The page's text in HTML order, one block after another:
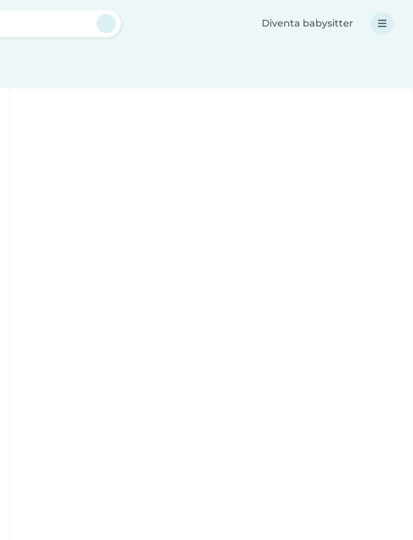
Diventa babysitter